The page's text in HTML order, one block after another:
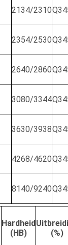
2134/2310
2354/2530
2640/2860
3080/3344
3630/3938
4268/4620
8140/9240
Hardheid
(HB)
(%)